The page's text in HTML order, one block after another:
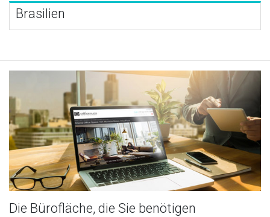
Brasilien
Die Bürofläche, die Sie benötigen